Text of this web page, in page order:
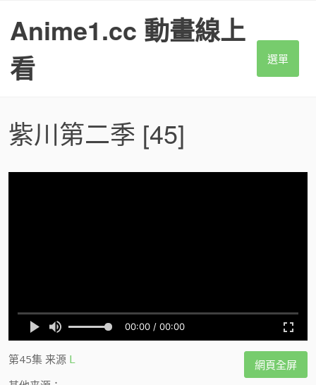
Anime1.cc 動畫線上
看
選單
紫川第二季 [45]
網頁全屏
第45集 来源 L